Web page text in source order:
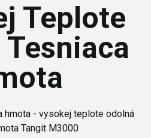
Teplote
hmota - vysokej teplote odolná
Tangit M3000